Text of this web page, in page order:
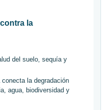
la
del suelo, sequía y
conecta la degradación
agua, biodiversidad y